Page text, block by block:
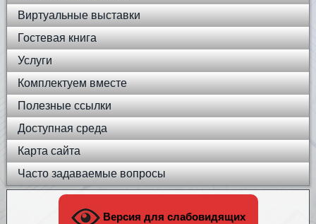
Виртуальные выставки
Гостевая книга
Услуги
Комплектуем вместе
Полезные ссылки
Доступная среда
Карта сайта
Часто задаваемые вопросы
Версия для слабовидящих